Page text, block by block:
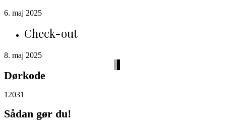
6. maj 2025
Check-out
8. maj 2025
Dørkode
12031
Sådan gør du!